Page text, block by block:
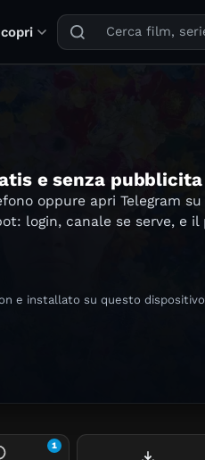
Puoi cercare film,
e senza pubblicita
oppure apri Telegram
login, canale se serve, e il
e installato su questo
1